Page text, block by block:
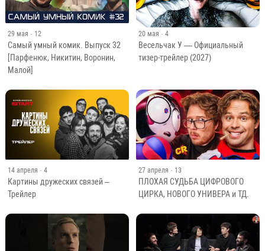
29 мая · 12
Самый умный комик. Выпуск 32
[Парфенюк, Никитин, Воронин,
Малой]
20 мая · 4
Весельчак У — Официальный
тизер-трейлер (2027)
14 апреля · 4
Картины дружеских связей –
Трейлер
27 апреля · 13
ПЛОХАЯ СУДЬБА ЦИФРОВОГО
ЦИРКА, НОВОГО УНИВЕРА и ТД.